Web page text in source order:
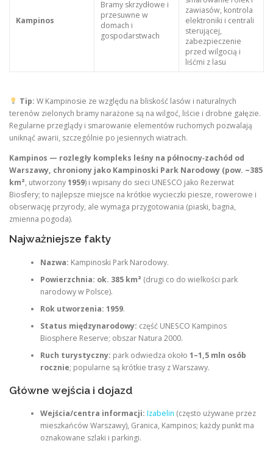
Kampinos
Bramy skrzydłowe i
przesuwne w
domach i
gospodarstwach
zawiasów, kontrola
elektroniki i centrali
sterującej,
zabezpieczenie
przed wilgocią i
liśćmi z lasu
Tip: W Kampinosie ze względu na bliskość lasów i naturalnych
terenów zielonych bramy narażone są na wilgoć, liście i drobne gałęzie.
Regularne przeglądy i smarowanie elementów ruchomych pozwalają
uniknąć awarii, szczególnie po jesiennych wiatrach.
Kampinos — rozległy kompleks leśny na północny‑zachód od
Warszawy, chroniony jako Kampinoski Park Narodowy (pow. ~385
km², utworzony1959) i wpisany do sieci UNESCO jako Rezerwat
Biosfery; to najlepsze miejsce na krótkie wycieczki piesze, rowerowe i
obserwację przyrody, ale wymaga przygotowania (piaski, bagna,
zmienna pogoda).
Najważniejsze fakty
Nazwa: Kampinoski Park Narodowy.
Powierzchnia: ok. 385 km² (drugi co do wielkości park
narodowy w Polsce).
Rok utworzenia: 1959.
Status międzynarodowy: część UNESCO Kampinos
Biosphere Reserve; obszar Natura 2000.
Ruch turystyczny: park odwiedza około 1–1,5 mln osób
rocznie; popularne są krótkie trasy z Warszawy.
Główne wejścia i dojazd
Wejścia/centra informacji: Izabelin (często używane przez
mieszkańców Warszawy), Granica, Kampinos; każdy punkt ma
oznakowane szlaki i parkingi.